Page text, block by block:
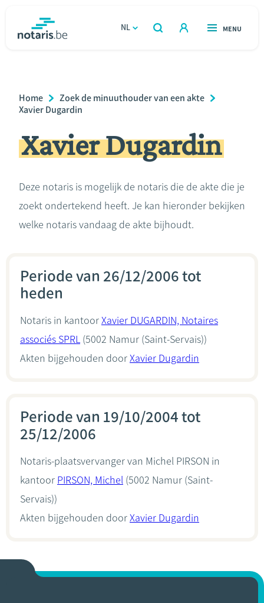
gaan
NL
OPEN
ZOEKEN
OPEN
MENU
Relatie & samenleven
Erven & schenken
Over de notaris
Breadcrumb
Home
Zoek de minuuthouder van een akte
Xavier Dugardin
Xavier Dugardin
Deze notaris is mogelijk de notaris die de akte die je
zoekt ondertekend heeft. Je kan hieronder bekijken
welke notaris vandaag de akte bijhoudt.
Periode van 26/12/2006 tot
heden
Notaris in kantoorXavier DUGARDIN, Notaires
associés SPRL (5002 Namur (Saint-Servais))
Akten bijgehouden doorXavier Dugardin
Periode van 19/10/2004 tot
25/12/2006
Notaris-plaatsvervanger van Michel PIRSON in
kantoor PIRSON, Michel (5002 Namur (Saint-
Servais))
Akten bijgehouden doorXavier Dugardin